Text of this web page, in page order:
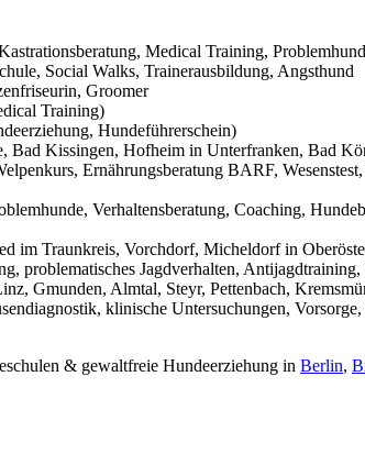
Medical Training,
Social Walks, Trainerausbildung, Angsthund
Groomer
Training)
Hundeführerschein)
Bad Kissingen, Hofheim in Unterfranken, Bad
Ernährungsberatung BARF,
Verhaltensberatung, Coaching,
im Traunkreis, Vorchdorf, Micheldorf in
problematisches Jagdverhalten,
Gmunden, Almtal, Steyr, Pettenbach,
klinische Untersuchungen,
& gewaltfreie Hundeerziehung in Berlin,